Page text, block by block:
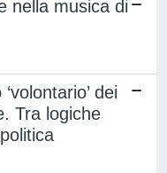
nella musica di
dei
Tra logiche